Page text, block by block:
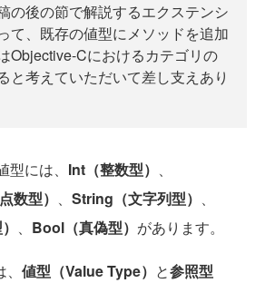
の後の節で解説するエクステンシ
て、既存の値型にメソッドを追加
Objective-Cにおけるカテゴリの
と考えていただいて差し支えあり
には、 Int（整数型） 、
数型） 、 String（文字列型） 、
、 Bool（真偽型） があります。
値型（Value Type） と参照型